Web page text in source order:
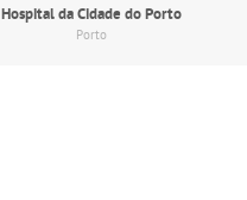
Hospital da Cidade do Porto
Porto